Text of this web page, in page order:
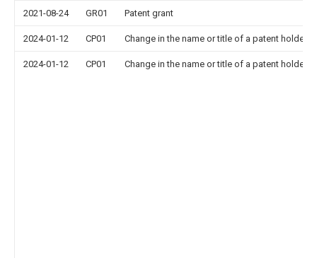
2021-08-24 GR01 Patent grant
2024-01-12 CP01 Change in the name or title of a patent holder
2024-01-12 CP01 Change in the name or title of a patent holder